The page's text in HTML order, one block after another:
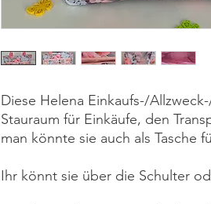
Diese Helena Einkaufs-/
Stauraum für Einkäufe, den
man könnte sie auch als Tasche
Ihr könnt sie über die Schulter